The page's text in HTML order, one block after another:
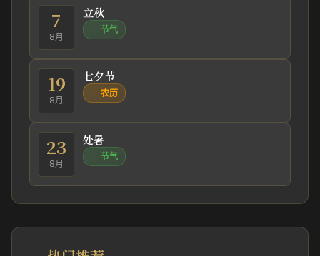
7
8月
立秋
节气
19
8月
七夕节
农历
23
8月
处暑
节气